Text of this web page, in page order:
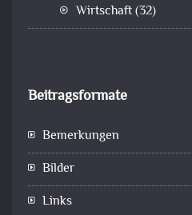
Wirtschaft(32)
Beitragsformate
Bemerkungen
Bilder
Links